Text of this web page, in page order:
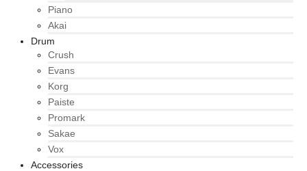
Piano
Akai
Drum
Crush
Evans
Korg
Paiste
Promark
Sakae
Vox
Accessories